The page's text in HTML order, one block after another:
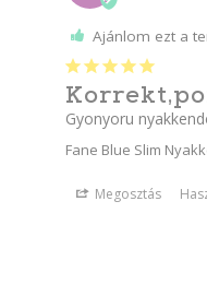
Ajánlom ezt a
Gyonyoru
Fane Blue Slim
Megosztás